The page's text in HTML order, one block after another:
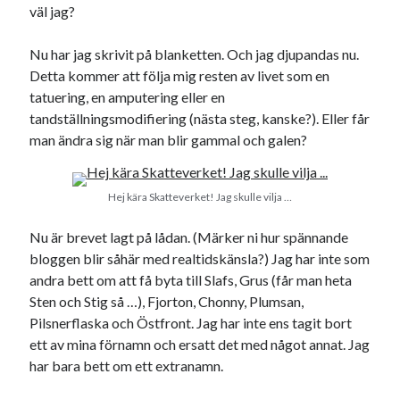
Stockholm
USA
Dessa har något gemensamt
Onödiga citattecken
Dessa har något helt annat gemensamt
En amerikansk språkpolis
Fula biblioteksböcker
Egna länkar
väl jag?
Nu har jag skrivit på blanketten. Och jag djupandas nu.
Detta kommer att följa mig resten av livet som en
tatuering, en amputering eller en
tandställningsmodifiering (nästa steg, kanske?). Eller får
man ändra sig när man blir gammal och galen?
Hej kära Skatteverket! Jag skulle vilja …
Nu är brevet lagt på lådan. (Märker ni hur spännande
bloggen blir såhär med realtidskänsla?) Jag har inte som
andra bett om att få byta till Slafs, Grus (får man heta
Sten och Stig så …), Fjorton, Chonny, Plumsan,
Pilsnerflaska och Östfront. Jag har inte ens tagit bort
ett av mina förnamn och ersatt det med något annat. Jag
har bara bett om ett extranamn.